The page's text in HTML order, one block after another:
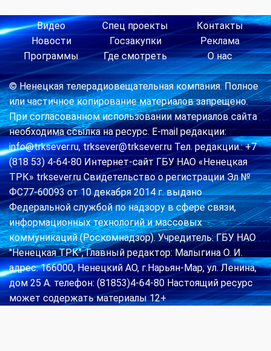
Видео
Новости
Программы
Спец проекты
Госзакупки
Где смотреть
Контакты
Реклама
О нас
© Ненецкая телерадиовещательная компания. Полное
или частичное копирование материалов запрещено.
При согласованном использовании материалов сайта
необходима ссылка на ресурс. E-mail редакции:
info@trksever.ru, trksever@trksever.ru Тел. редакции.: +7
(818 53) 4-64-80 Интернет-сайт ГБУ НАО «Ненецкая
ТРК» trksever.ru Свидетельство о регистрации Эл №
ФС77-60093 от 10 декабря 2014 г. выдано
Федеральной службой по надзору в сфере связи,
информационных технологий и массовых
коммуникаций (Роскомнадзор). Учредитель: ГБУ НАО
"Ненецкая ТРК", Главный редактор: Малыгина О. И.
адрес: 166000, Ненецкий АО, г.Нарьян-Мар, ул. Ленина,
дом 25 А. телефон: (81853)4-64-80 Настоящий ресурс
может содержать материалы 12+